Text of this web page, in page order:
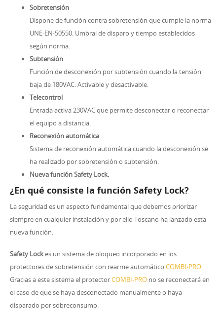
Sobretensión
Dispone de función contra sobretensión que cumple la norma
UNE-EN-50550. Umbral de disparo y tiempo establecidos
según norma.
Subtensión
Función de desconexión por subtensión cuando la tensión
baja de 180VAC. Activable y desactivable.
Telecontrol
Entrada activa 230VAC que permite desconectar o reconectar
el equipo a distancia.
Reconexión automática
Sistema de reconexión automática cuando la desconexión se
ha realizado por sobretensión o subtensión.
Nueva función Safety Lock.
¿En qué consiste la función Safety Lock?
La seguridad es un aspecto fundamental que debemos priorizar
siempre en cualquier instalación y por ello Toscano ha lanzado esta
nueva función.
Safety Lockes un sistema de bloqueo incorporado en los
protectores de sobretensión con rearme automático COMBI-PRO
Gracias a este sistema el protectorCOMBI-PRO no se reconectará en
el caso de que se haya desconectado manualmente o haya
disparado por sobreconsumo.